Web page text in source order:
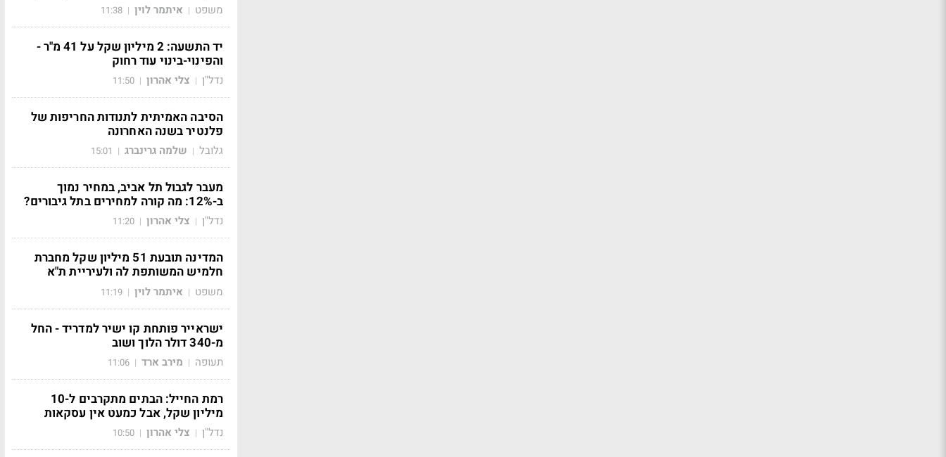
משפט | איתמר לוין |
11:38
יד התשעה: 2 מיליון שקל על 41 מ"ר -
והפינוי-בינוי עוד רחוק
נדל"ן | צלי אהרון |
11:50
הסיבה האמיתית לתנודות החריפות של
פלנטיר בשנה האחרונה
גלובל | שלמה גרינברג |
15:01
מעבר לגבול תל אביב, במחיר נמוך
ב-12%: מה קורה למחירים בתל גיבורים?
נדל"ן | צלי אהרון |
11:20
המדינה תובעת 51 מיליון שקל מחברת
חלמיש המשותפת לה ולעיריית ת"א
משפט | איתמר לוין |
11:19
ישראייר פותחת קו ישיר למדריד - החל
מ-340 דולר הלוך ושוב
תעופה | מירב ארד |
11:06
רמת החייל: הבתים מתקרבים ל-10
מיליון שקל, אבל כמעט אין עסקאות
נדל"ן | צלי אהרון |
10:50